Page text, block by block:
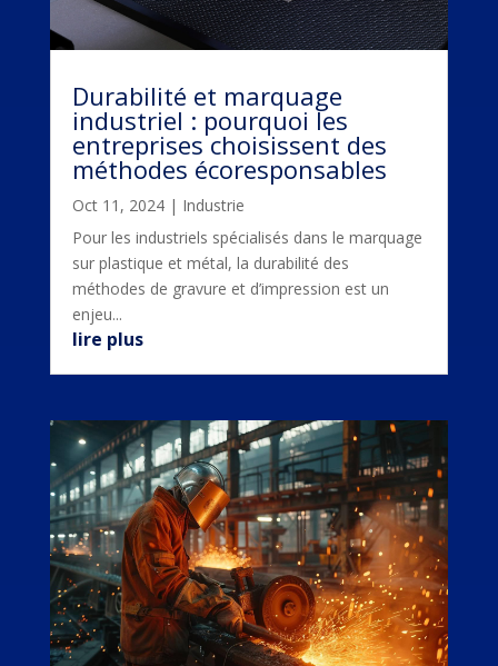
Durabilité et marquage
industriel : pourquoi les
entreprises choisissent des
méthodes écoresponsables
Oct 11, 2024| Industrie
Pour les industriels spécialisés dans le marquage
sur plastique et métal, la durabilité des
méthodes de gravure et d’impression est un
enjeu...
lire plus